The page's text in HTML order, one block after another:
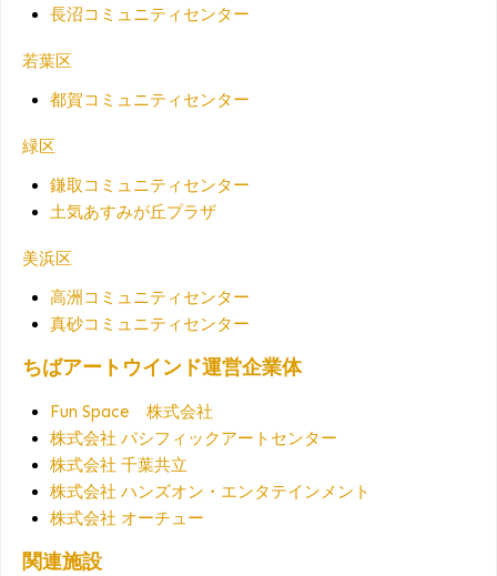
長沼コミュニティセンター
若葉区
都賀コミュニティセンター
緑区
鎌取コミュニティセンター
土気あすみが丘プラザ
美浜区
高洲コミュニティセンター
真砂コミュニティセンター
ちばアートウインド運営企業体
Fun Space 株式会社
株式会社 パシフィックアートセンター
株式会社 千葉共立
株式会社 ハンズオン・エンタテインメント
株式会社 オーチュー
関連施設